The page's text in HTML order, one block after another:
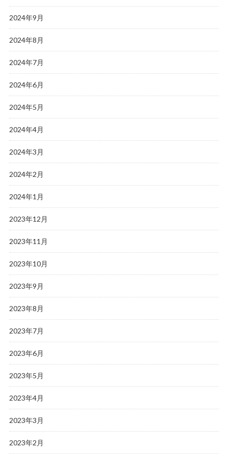
2024年9月
2024年8月
2024年7月
2024年6月
2024年5月
2024年4月
2024年3月
2024年2月
2024年1月
2023年12月
2023年11月
2023年10月
2023年9月
2023年8月
2023年7月
2023年6月
2023年5月
2023年4月
2023年3月
2023年2月